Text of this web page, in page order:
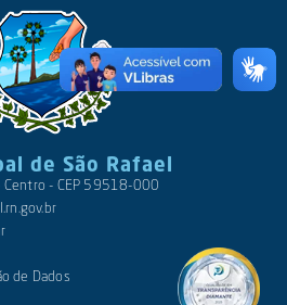
de São Rafael
Centro - CEP 59518-000
de Dados